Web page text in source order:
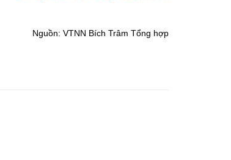
Nguồn: VTNN Bích Trâm Tổng hợp